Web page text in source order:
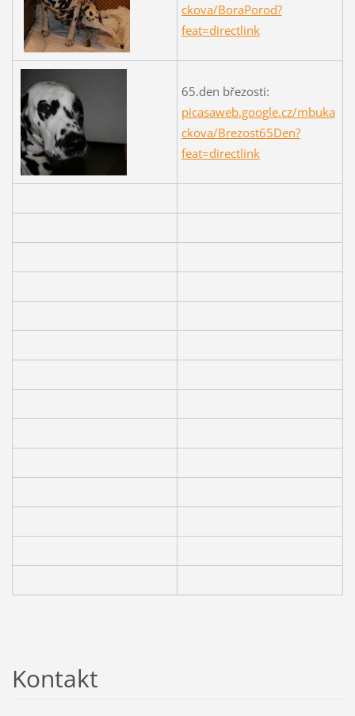
ckova/BoraPorod?
feat=directlink
65.den březosti:
picasaweb.google.cz/mbuka
ckova/Brezost65Den?
feat=directlink
Kontakt